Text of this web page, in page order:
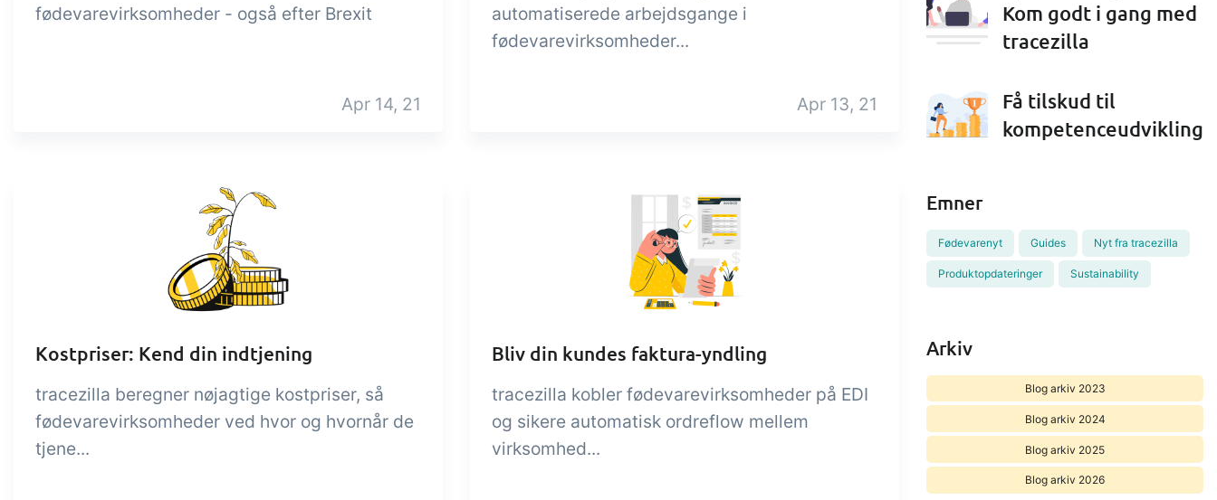
fødevarevirksomheder - også efter Brexit
Apr 14, 21
automatiserede arbejdsgange i
fødevarevirksomheder...
Apr 13, 21
Kostpriser: Kend din indtjening
tracezilla beregner nøjagtige kostpriser, så
fødevarevirksomheder ved hvor og hvornår de
tjene...
Bliv din kundes faktura-yndling
tracezilla kobler fødevarevirksomheder på EDI
og sikere automatisk ordreflow mellem
virksomhed...
Kom godt i gang med
tracezilla
Få tilskud til
kompetenceudvikling
Emner
Fødevarenyt Guides Nyt fra tracezilla
Produktopdateringer Sustainability
Arkiv
Blog arkiv 2023
Blog arkiv 2024
Blog arkiv 2025
Blog arkiv 2026